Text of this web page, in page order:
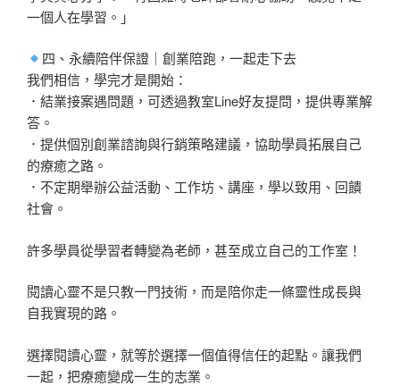
一個人在學習。」
四、永續陪伴保證｜創業陪跑，一起走下去
我們相信，學完才是開始：
．結業接案遇問題，可透過教室Line好友提問，提供專業解
答。
．提供個別創業諮詢與行銷策略建議，協助學員拓展自己
的療癒之路。
．不定期舉辦公益活動、工作坊、講座，學以致用、回饋
社會。
許多學員從學習者轉變為老師，甚至成立自己的工作室！
閱讀心靈不是只教一門技術，而是陪你走一條靈性成長與
自我實現的路。
選擇閱讀心靈，就等於選擇一個值得信任的起點。讓我們
一起，把療癒變成一生的志業。